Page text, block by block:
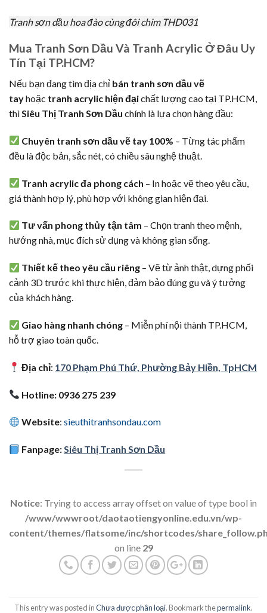
Tranh sơn dầu hoa đào cùng đôi chim THD031
Mua Tranh Sơn Dầu Và Tranh Acrylic Ở Đâu Uy
Tín Tại TP.HCM?
Nếu bạn đang tìm địa chỉ bán tranh sơn dầu vẽ
tayhoặc tranh acrylic hiện đạichất lượng cao tại TP.HCM,
thìSiêu Thị Tranh Sơn Dầu chính là lựa chọn hàng đầu:
Chuyên tranh sơn dầu vẽ tay 100% – Từng tác phẩm
đều là độc bản, sắc nét, có chiều sâu nghệ thuật.
Tranh acrylic đa phong cách – In hoặc vẽ theo yêu cầu,
giá thành hợp lý, phù hợp với không gian hiện đại.
Tư vấn phong thủy tận tâm – Chọn tranh theo mệnh,
hướng nhà, mục đích sử dụng và không gian sống.
Thiết kế theo yêu cầu riêng – Vẽ từ ảnh thật, dựng phối
cảnh 3D trước khi thực hiện, đảm bảo đúng gu và ý tưởng
của khách hàng.
Giao hàng nhanh chóng – Miễn phí nội thành TP.HCM,
hỗ trợ giao toàn quốc.
Địa chỉ: 170 Phạm Phú Thứ, Phường Bảy Hiền, TpHCM
Hotline: 0936 275 239
Website:sieuthitranhsondau.com
Fanpage:Siêu Thị Tranh Sơn Dầu
Notice: Trying to access array offset on value of type bool in
/www/wwwroot/daotaotiengyonline.edu.vn/wp-
content/themes/flatsome/inc/shortcodes/
on line 29
This entry was posted inChưa được phân loại. Bookmark thepermalink.